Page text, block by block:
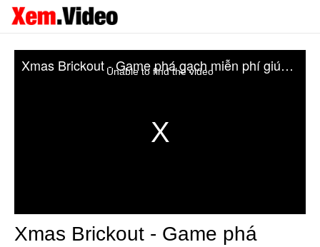
Unable to find the video Xmas Brickout - Game phá gạch miễn phí giúp ông già Noel lấy quà
Xmas Brickout - Game phá